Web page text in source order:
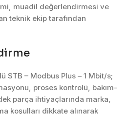
muadil değerlendirmesi ve
teknik ekip tarafından
STB – Modbus Plus – 1 Mbit/s;
proses kontrolü, bakım-
parça ihtiyaçlarında marka,
koşulları dikkate alınarak